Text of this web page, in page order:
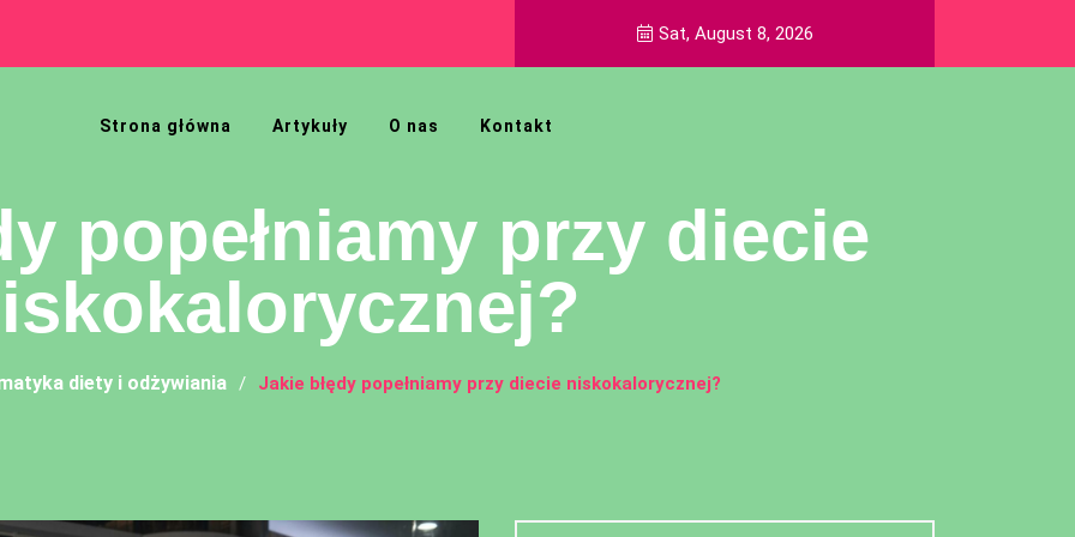
Sat, August 8, 2026
Strona główna Artykuły O nas Kontakt
popełniamy przy diecie
diety i odżywiania Jakie błędy popełniamy przy diecie niskokalorycznej?